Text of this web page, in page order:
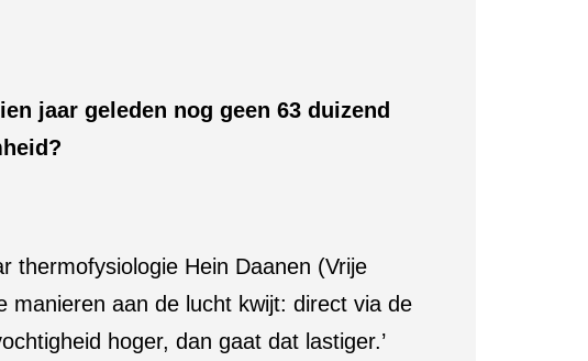
jaar geleden nog geen 63 duizend
thermofysiologie Hein Daanen (Vrije
manieren aan de lucht kwijt: direct via de
hoger, dan gaat dat lastiger.’